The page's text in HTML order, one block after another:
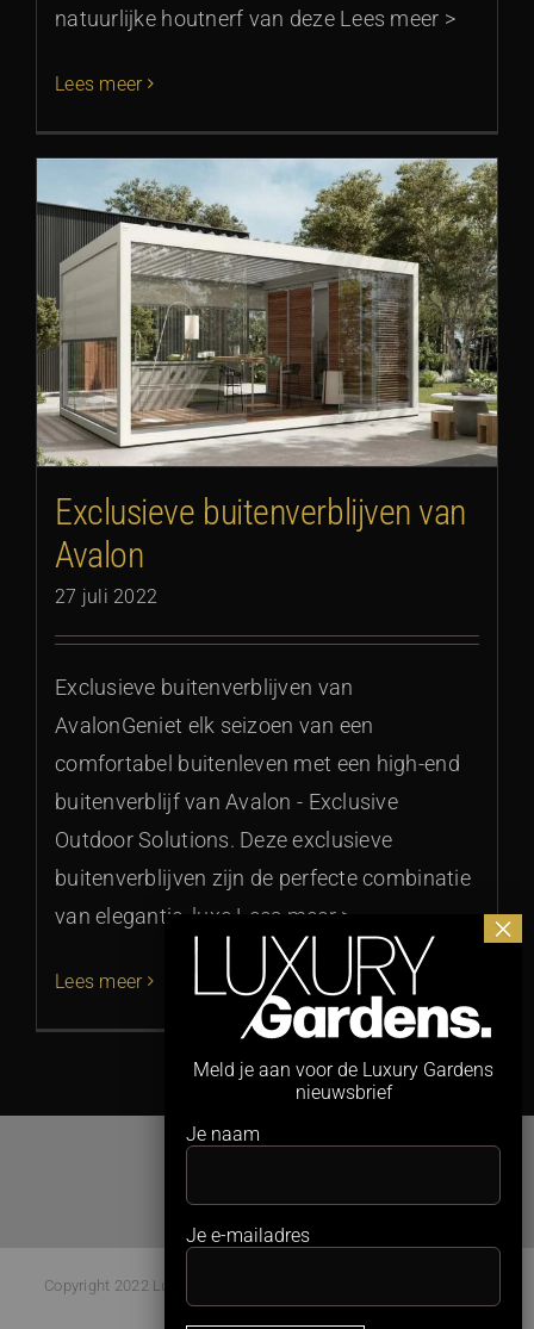
natuurlijke houtnerf van deze Lees meer >
Lees meer
Exclusieve buitenverblijven van
Avalon
27 juli 2022
Exclusieve buitenverblijven van
AvalonGeniet elk seizoen van een
comfortabel buitenleven met een high-end
buitenverblijf van Avalon - Exclusive
Outdoor Solutions. Deze exclusieve
buitenverblijven zijn de perfecte combinatie
van elegantie, luxe Lees meer >
Lees meer
Copyright 2022 Luxury Gardens Magazine | All Rights Reserved |
Meld je aan voor de Luxury Gardens
nieuwsbrief
Je naam
Je e-mailadres